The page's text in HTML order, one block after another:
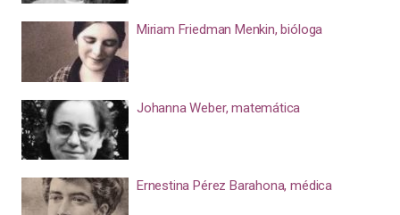
Miriam Friedman Menkin, bióloga
Johanna Weber, matemática
Ernestina Pérez Barahona, médica